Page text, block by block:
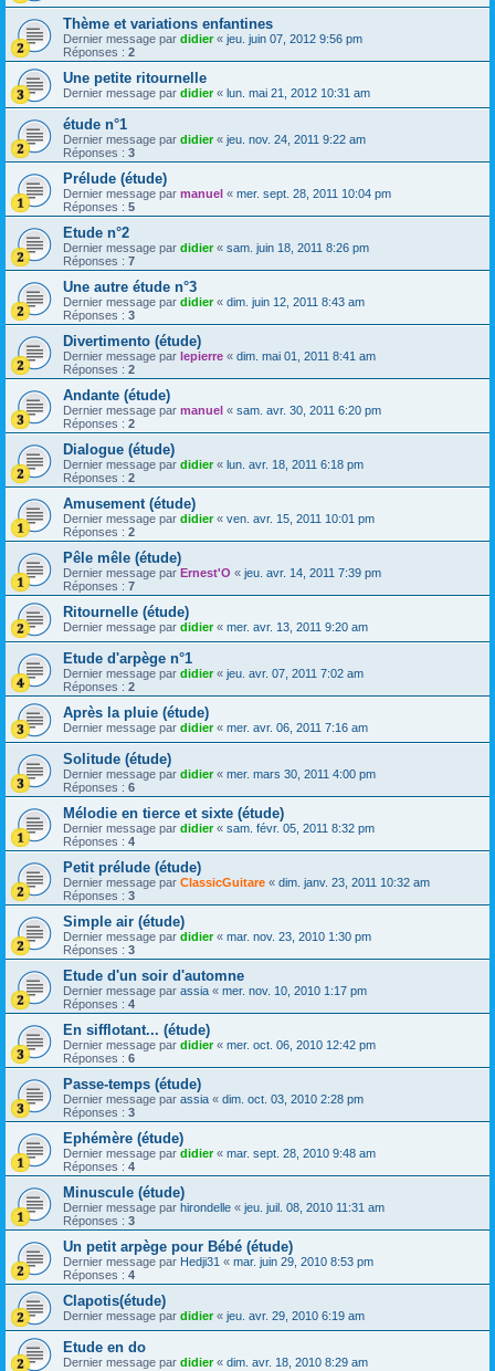
Thème et variations enfantines
Dernier message par didier« jeu. juin 07, 2012 9:56 pm
Réponses : 2
Une petite ritournelle
Dernier message par didier« lun. mai 21, 2012 10:31 am
étude n°1
Dernier message par didier« jeu. nov. 24, 2011 9:22 am
Réponses : 3
Prélude (étude)
Dernier message par manuel « mer. sept. 28, 2011 10:04 pm
Réponses : 5
Etude n°2
Dernier message par didier« sam. juin 18, 2011 8:26 pm
Réponses : 7
Une autre étude n°3
Dernier message par didier« dim. juin 12, 2011 8:43 am
Réponses : 3
Divertimento (étude)
Dernier message par lepierre « dim. mai 01, 2011 8:41 am
Réponses : 2
Andante (étude)
Dernier message par manuel « sam. avr. 30, 2011 6:20 pm
Réponses : 2
Dialogue (étude)
Dernier message par didier« lun. avr. 18, 2011 6:18 pm
Réponses : 2
Amusement (étude)
Dernier message par didier« ven. avr. 15, 2011 10:01 pm
Réponses : 2
Pêle mêle (étude)
Dernier message par Ernest'O « jeu. avr. 14, 2011 7:39 pm
Réponses : 7
Ritournelle (étude)
Dernier message par didier« mer. avr. 13, 2011 9:20 am
Etude d'arpège n°1
Dernier message par didier« jeu. avr. 07, 2011 7:02 am
Réponses : 2
Après la pluie (étude)
Dernier message par didier« mer. avr. 06, 2011 7:16 am
Solitude (étude)
Dernier message par didier« mer. mars 30, 2011 4:00 pm
Réponses : 6
Mélodie en tierce et sixte (étude)
Dernier message par didier« sam. févr. 05, 2011 8:32 pm
Réponses : 4
Petit prélude (étude)
Dernier message par ClassicGuitare « dim. janv. 23, 2011 10:32 am
Réponses : 3
Simple air (étude)
Dernier message par didier« mar. nov. 23, 2010 1:30 pm
Réponses : 3
Etude d'un soir d'automne
Dernier message par assia « mer. nov. 10, 2010 1:17 pm
Réponses : 4
En sifflotant... (étude)
Dernier message par didier« mer. oct. 06, 2010 12:42 pm
Réponses : 6
Passe-temps (étude)
Dernier message par assia « dim. oct. 03, 2010 2:28 pm
Réponses : 3
Ephémère (étude)
Dernier message par didier« mar. sept. 28, 2010 9:48 am
Réponses : 4
Minuscule (étude)
Dernier message par hirondelle « jeu. juil. 08, 2010 11:31 am
Réponses : 3
Un petit arpège pour Bébé (étude)
Dernier message par Hedji31 « mar. juin 29, 2010 8:53 pm
Réponses : 4
Clapotis(étude)
Dernier message par didier« jeu. avr. 29, 2010 6:19 am
Etude en do
Dernier message par didier« dim. avr. 18, 2010 8:29 am